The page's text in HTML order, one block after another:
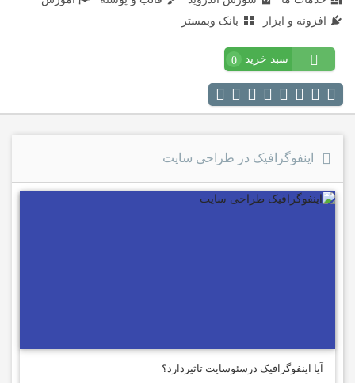
افزونه و ابزار
بانک وبمستر
سبد خرید 0
اینفوگرافیک در طراحی سایت
آیا اینفوگرافیک درسئوسایت تاثیردارد؟